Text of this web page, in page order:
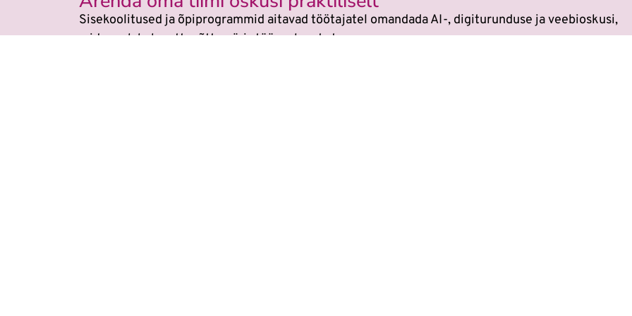
Sisekoolitused ja õpiprogrammid aitavad töötajatel omandada AI-, digiturunduse ja veebioskusi,
mida saab kohe ettevõtte päris töös rakendada.